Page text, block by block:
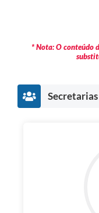
* Nota: O conteúdo